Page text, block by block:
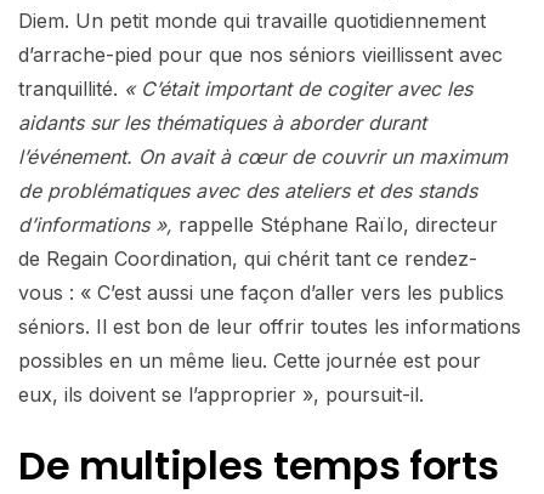
Diem. Un petit monde qui travaille quotidiennement
d’arrache-pied pour que nos séniors vieillissent avec
tranquillité. « C’était important de cogiter avec les
aidants sur les thématiques à aborder durant
l’événement. On avait à cœur de couvrir un maximum
de problématiques avec des ateliers et des stands
d’informations », rappelle Stéphane Raïlo, directeur
de Regain Coordination, qui chérit tant ce rendez-
vous : « C’est aussi une façon d’aller vers les publics
séniors. Il est bon de leur offrir toutes les informations
possibles en un même lieu. Cette journée est pour
eux, ils doivent se l’approprier », poursuit-il.
De multiples temps forts